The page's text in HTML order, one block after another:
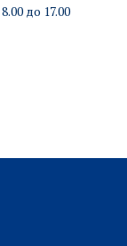
до 17.00